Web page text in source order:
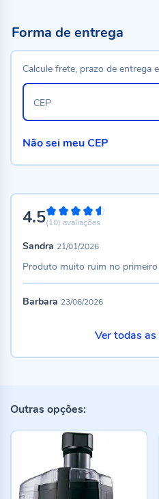
4.590%
(10) avaliações
Sandra 21/01/2026
Produto muito ruim no
Barbara 23/06/2026
Ver todas
Forma de entrega
Calcule frete, prazo de entrega
CEP
Não sei meu CEP
Outras opções: